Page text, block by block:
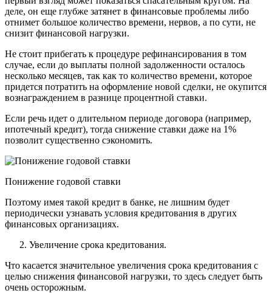
деле, он еще глубже затянет в финансовые проблемы либо
отнимет большое количество времени, нервов, а по сути, не
снизит финансовой нагрузки.
Не стоит прибегать к процедуре рефинансирования в том
случае, если до выплаты полной задолженности осталось
несколько месяцев, так как то количество времени, которое
придется потратить на оформление новой сделки, не окупится
вознаграждением в разнице процентной ставки.
Если речь идет о длительном периоде договора (например,
ипотечный кредит), тогда снижение ставки даже на 1%
позволит существенно сэкономить.
Понижение годовой ставки
Поэтому имея такой кредит в банке, не лишним будет
периодически узнавать условия кредитования в других
финансовых организациях.
Увеличение срока кредитования.
Что касается значительное увеличения срока кредитования с
целью снижения финансовой нагрузки, то здесь следует быть
очень осторожным.